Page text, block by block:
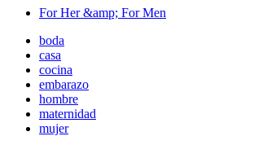
For Her &amp; For Men
boda
casa
cocina
embarazo
hombre
maternidad
mujer